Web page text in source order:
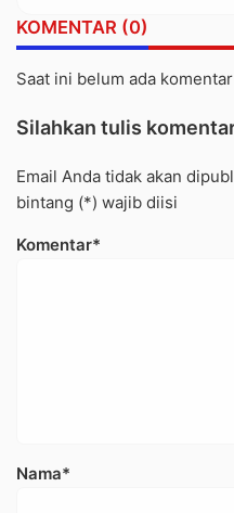
KOMENTAR (0)
Saat ini belum ada komentar
Silahkan tulis
Email Anda tidak akan
bintang (*) wajib diisi
Komentar*
Nama*